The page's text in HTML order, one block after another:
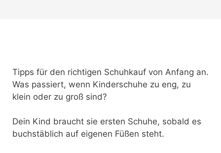
Tipps für den richtigen Schuhkauf von Anfang an.
Was passiert, wenn Kinderschuhe zu eng, zu
klein oder zu groß sind?
Dein Kind braucht sie ersten Schuhe, sobald es
buchstäblich auf eigenen Füßen steht.